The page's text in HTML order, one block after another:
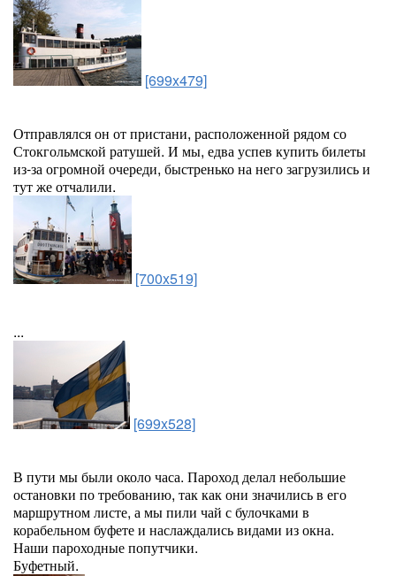
[699x479]
Отправлялся он от пристани, расположенной рядом со
Стокгольмской ратушей. И мы, едва успев купить билеты
из-за огромной очереди, быстренько на него загрузились и
тут же отчалили.
[700x519]
...
[699x528]
В пути мы были около часа. Пароход делал небольшие
остановки по требованию, так как они значились в его
маршрутном листе, а мы пили чай с булочками в
корабельном буфете и наслаждались видами из окна.
Наши пароходные попутчики.
Буфетный.